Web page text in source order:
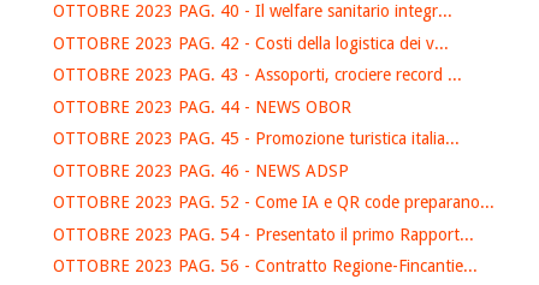
OTTOBRE 2023 PAG. 40 - Il welfare sanitario integr...
OTTOBRE 2023 PAG. 42 - Costi della logistica dei v...
OTTOBRE 2023 PAG. 43 - Assoporti, crociere record ...
OTTOBRE 2023 PAG. 44 - NEWS OBOR
OTTOBRE 2023 PAG. 45 - Promozione turistica italia...
OTTOBRE 2023 PAG. 46 - NEWS ADSP
OTTOBRE 2023 PAG. 52 - Come IA e QR code preparano...
OTTOBRE 2023 PAG. 54 - Presentato il primo Rapport...
OTTOBRE 2023 PAG. 56 - Contratto Regione-Fincantie...